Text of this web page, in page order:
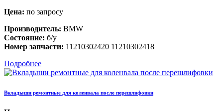
Цена: по запросу
Производитель: BMW
Состояние: б/у
Номер запчасти: 11210302420 11210302418
Подробнее
Вкладыши ремонтные для коленвала после перешлифовки